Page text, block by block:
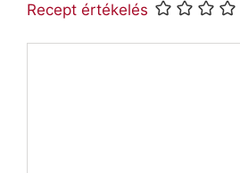
Recept értékelés